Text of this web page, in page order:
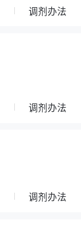
调剂办法
调剂办法
调剂办法